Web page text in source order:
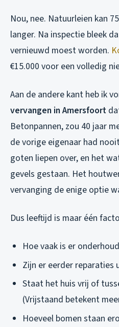
Nou, nee. Natuurleien kan
langer. Na inspectie bleek
vernieuwd moest worden.
€15.000 voor een volledig
Aan de andere kant heb ik
vervangen in Amersfoort
Betonpannen, zou 40 jaar
de vorige eigenaar had
goten liepen over, en het
gevels gestaan. Het
vervanging de enige optie
Dus leeftijd is maar één
Hoe vaak is er
Zijn er eerder reparaties
Staat het huis vrij of
(Vrijstaand betekent
Hoeveel bomen staan